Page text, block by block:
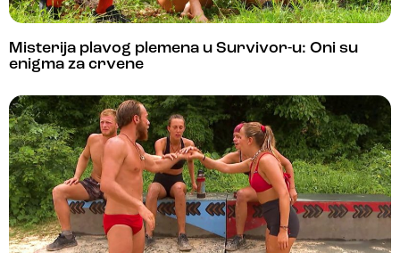
Misterija plavog plemena u Survivor-u: Oni su
enigma za crvene